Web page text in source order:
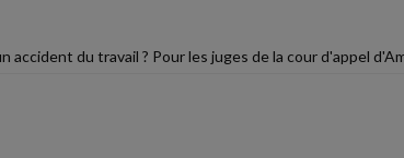
du travail ? Pour les juges de la cour d'appel